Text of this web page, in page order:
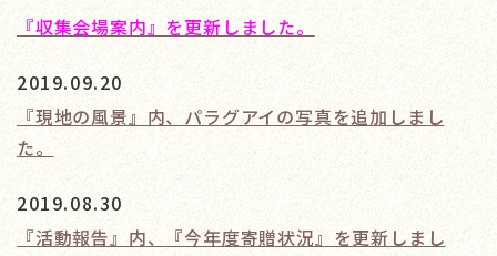
『収集会場案内』を更新しました。
2019.09.20
『現地の風景』内、パラグアイの写真を追加しまし
た。
2019.08.30
『活動報告』内、『今年度寄贈状況』を更新しまし